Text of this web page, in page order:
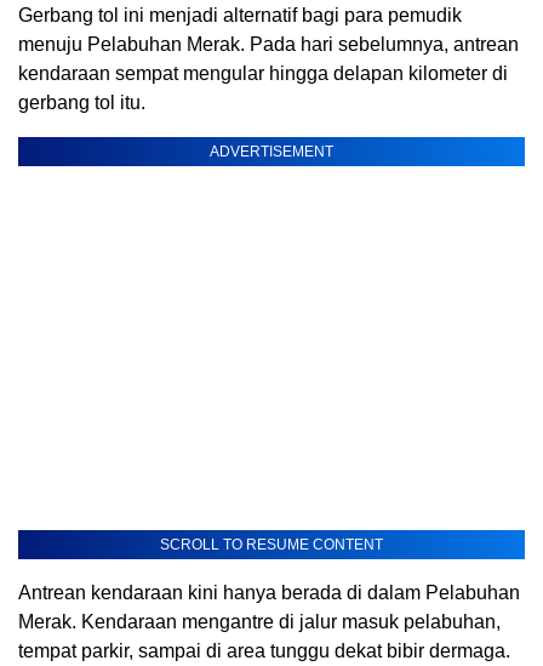
Gerbang tol ini menjadi alternatif bagi para pemudik
menuju Pelabuhan Merak. Pada hari sebelumnya, antrean
kendaraan sempat mengular hingga delapan kilometer di
gerbang tol itu.
ADVERTISEMENT
SCROLL TO RESUME CONTENT
Antrean kendaraan kini hanya berada di dalam Pelabuhan
Merak. Kendaraan mengantre di jalur masuk pelabuhan,
tempat parkir, sampai di area tunggu dekat bibir dermaga.